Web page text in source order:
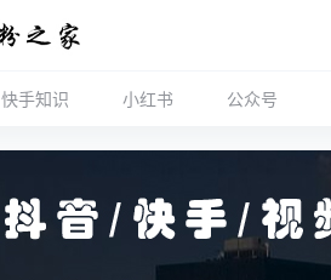
快手知识 小红书 公众号